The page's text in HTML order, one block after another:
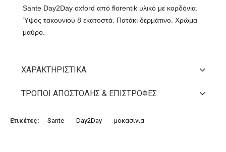
Sante Day2Day oxford από florentik υλικό με κορδόνια.
Ύψος τακουνιού 8 εκατοστά. Πατάκι δερμάτινο. Χρώμα
μαύρο.
ΧΑΡΑΚΤΗΡΙΣΤΙΚΆ
ΤΡΌΠΟΙ ΑΠΟΣΤΟΛΉΣ & ΕΠΙΣΤΡΟΦΈΣ
Ετικέτες: Sante Day2Day μοκασίνια